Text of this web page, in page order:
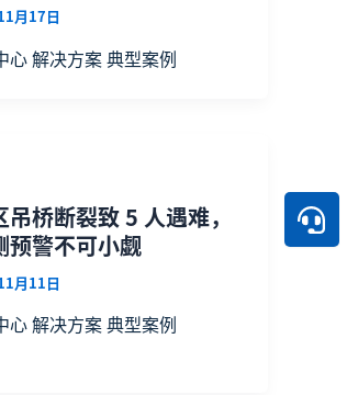
月17日
心 解决方案 典型案例
桥断裂致 5 人遇难，
预警不可小觑
月11日
心 解决方案 典型案例